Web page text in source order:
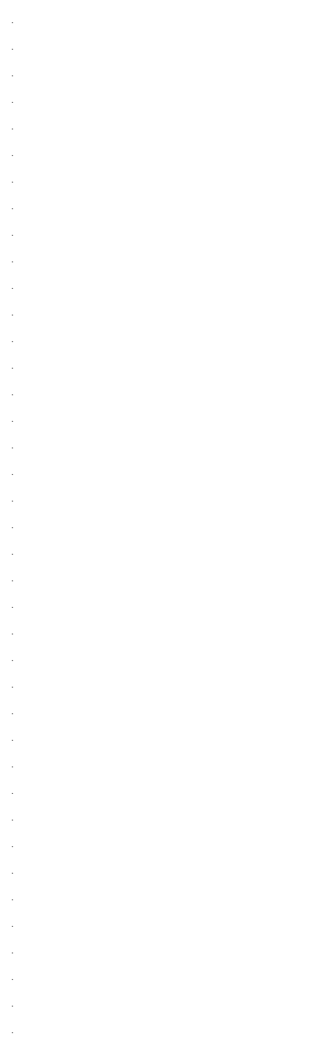
.
.
.
.
.
.
.
.
.
.
.
.
.
.
.
.
.
.
.
.
.
.
.
.
.
.
.
.
.
.
.
.
.
.
.
.
.
.
.